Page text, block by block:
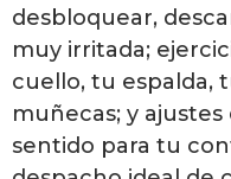
desbloquear,
muy irritada;
cuello, tu espalda,
muñecas; y
sentido para tu